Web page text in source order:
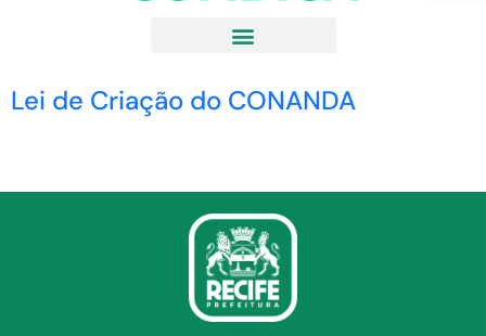
Lei de Criação do CONANDA